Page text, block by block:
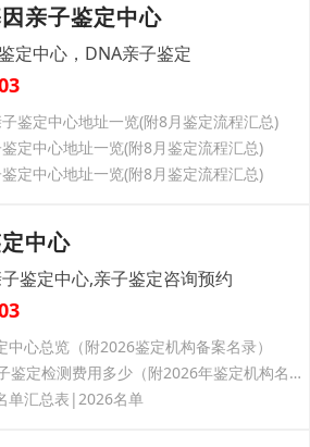
亲子鉴定中心
定中心，DNA亲子鉴定
鉴定中心地址一览(附8月鉴定流程汇总)
定中心地址一览(附8月鉴定流程汇总)
定中心地址一览(附8月鉴定流程汇总)
中心
鉴定中心,亲子鉴定咨询预约
心总览（附2026鉴定机构备案名录）
哈尔滨尚志无创DNA亲子鉴定检测费用多少（附2026年鉴定机构名单汇总）
单汇总表|2026名单